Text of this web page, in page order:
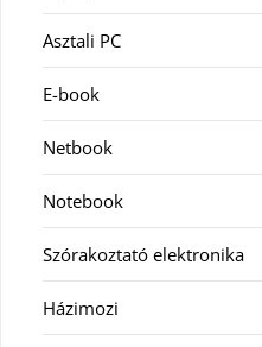
Asztali PC
E-book
Netbook
Notebook
Szórakoztató elektronika
Házimozi